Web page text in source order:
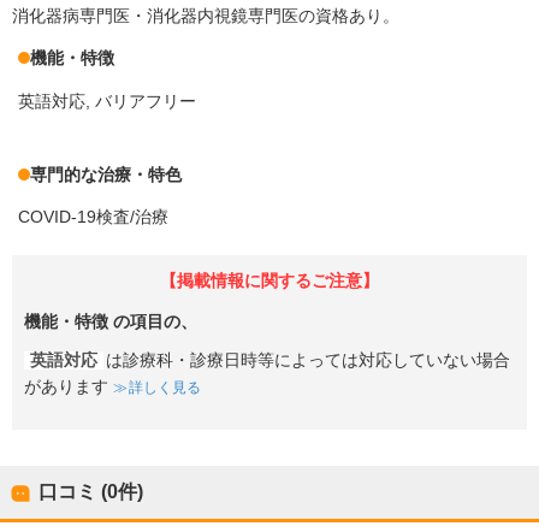
消化器病専門医・消化器内視鏡専門医の資格あり。
機能・特徴
英語対応 バリアフリー
専門的な治療・特色
COVID-19検査/治療
【掲載情報に関するご注意】
機能・特徴 の項目の、
英語対応 は診療科・診療日時等によっては対応していない場合
があります
詳しく見る
口コミ (0件)